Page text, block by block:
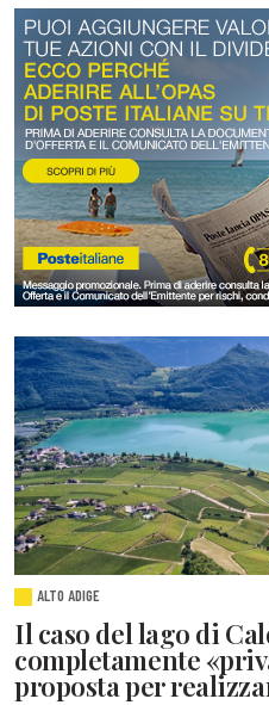
ALTO ADIGE
Il caso del lago di
completamente
proposta per